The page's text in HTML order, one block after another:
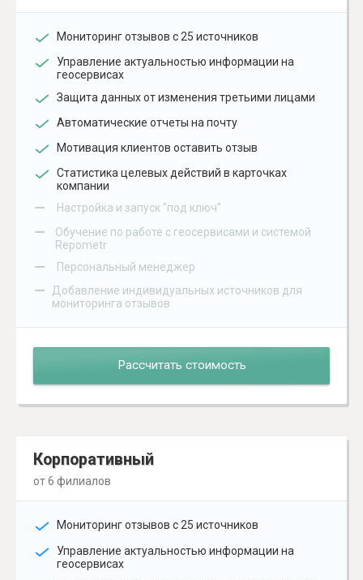
Мониторинг отзывов с 25 источников
Управление актуальностью информации на
геосервисах
Защита данных от изменения третьими лицами
Автоматические отчеты на почту
Мотивация клиентов оставить отзыв
Статистика целевых действий в карточках
компании
– Настройка и запуск "под ключ"
–
Обучение по работе с геосервисами и системой
Repometr
– Персональный менеджер
–
Добавление индивидуальных источников для
мониторинга отзывов
Рассчитать стоимость
Корпоративный
от 6 филиалов
Мониторинг отзывов с 25 источников
Управление актуальностью информации на
геосервисах